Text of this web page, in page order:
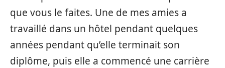
que vous le faites. Une de mes amies a
travaillé dans un hôtel pendant quelques
années pendant qu’elle terminait son
diplôme, puis elle a commencé une carrière